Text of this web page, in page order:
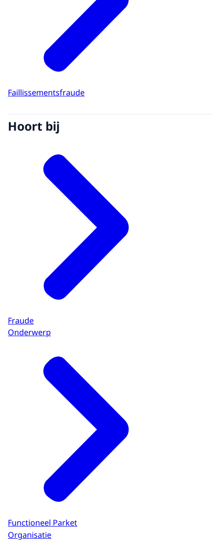
Faillissementsfraude
Hoort bij
Fraude
Onderwerp
Functioneel Parket
Organisatie